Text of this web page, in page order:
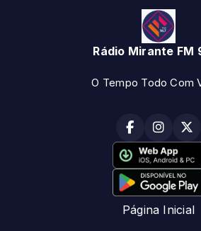
Rádio Mirante FM
O Tempo Todo Com
Página Inicial